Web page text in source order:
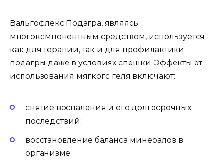
Вальгофлекс Подагра, являясь
многокомпонентным средством, используется
как для терапии, так и для профилактики
подагры даже в условиях спешки. Эффекты от
использования мягкого геля включают:
снятие воспаления и его долгосрочных
последствий;
восстановление баланса минералов в
организме;